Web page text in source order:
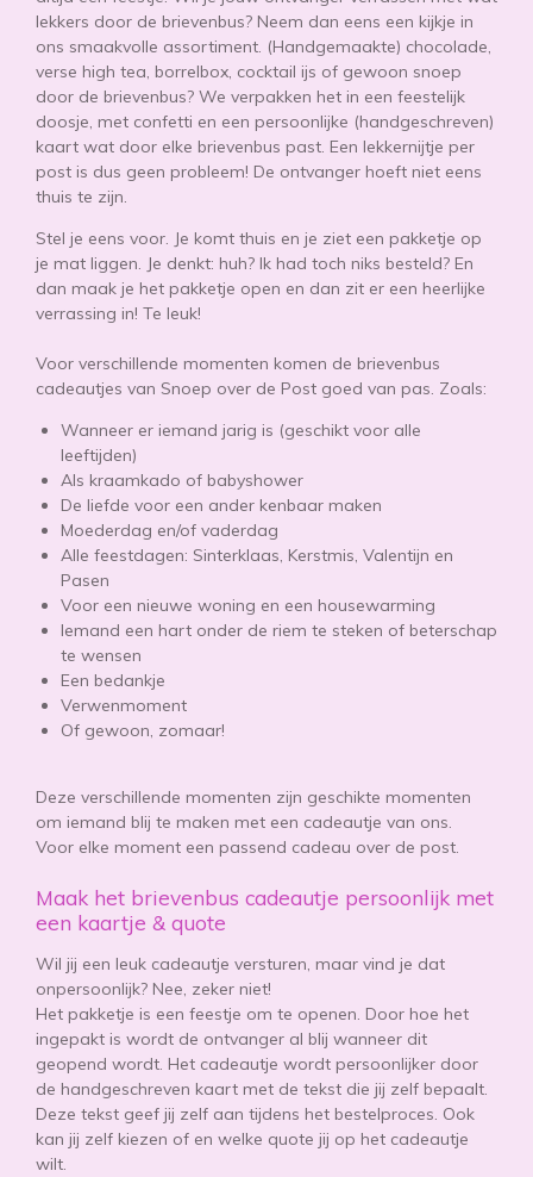
lekkers door de brievenbus? Neem dan eens een kijkje in
ons smaakvolle assortiment. (Handgemaakte) chocolade,
verse high tea, borrelbox, cocktail ijs of gewoon snoep
door de brievenbus? We verpakken het in een feestelijk
doosje, met confetti en een persoonlijke (handgeschreven)
kaart wat door elke brievenbus past. Een lekkernijtje per
post is dus geen probleem! De ontvanger hoeft niet eens
thuis te zijn.
Stel je eens voor. Je komt thuis en je ziet een pakketje op
je mat liggen. Je denkt: huh? Ik had toch niks besteld? En
dan maak je het pakketje open en dan zit er een heerlijke
verrassing in! Te leuk!
Voor verschillende momenten komen de brievenbus
cadeautjes van Snoep over de Post goed van pas. Zoals:
Wanneer er iemand jarig is (geschikt voor alle
leeftijden)
Als kraamkado of babyshower
De liefde voor een ander kenbaar maken
Moederdag en/of vaderdag
Alle feestdagen: Sinterklaas, Kerstmis, Valentijn en
Pasen
Voor een nieuwe woning en een housewarming
Iemand een hart onder de riem te steken of beterschap
te wensen
Een bedankje
Verwenmoment
Of gewoon, zomaar!
Deze verschillende momenten zijn geschikte momenten
om iemand blij te maken met een cadeautje van ons.
Voor elke moment een passend cadeau over de post.
Maak het brievenbus cadeautje persoonlijk met
een kaartje & quote
Wil jij een leuk cadeautje versturen, maar vind je dat
onpersoonlijk? Nee, zeker niet!
Het pakketje is een feestje om te openen. Door hoe het
ingepakt is wordt de ontvanger al blij wanneer dit
geopend wordt. Het cadeautje wordt persoonlijker door
de handgeschreven kaart met de tekst die jij zelf bepaalt.
Deze tekst geef jij zelf aan tijdens het bestelproces. Ook
kan jij zelf kiezen of en welke quote jij op het cadeautje
wilt.